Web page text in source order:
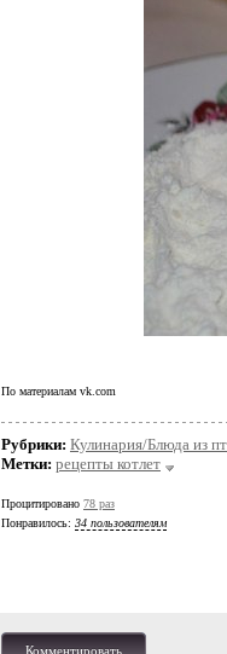
По материалам vk.com
Рубрики: Кулинария/Блюда из
Метки: рецепты котлет
Процитировано 78 раз
Понравилось: 34 пользователям
Комментировать